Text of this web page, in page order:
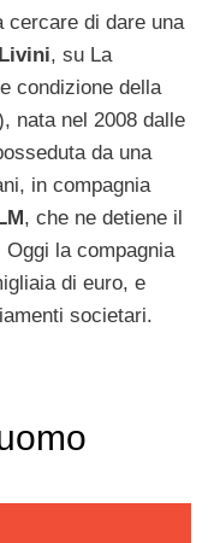
cercare di dare una
, su La
condizione della
nata nel 2008 dalle
da una
in compagnia
, che ne detiene il
la compagnia
di euro, e
societari.